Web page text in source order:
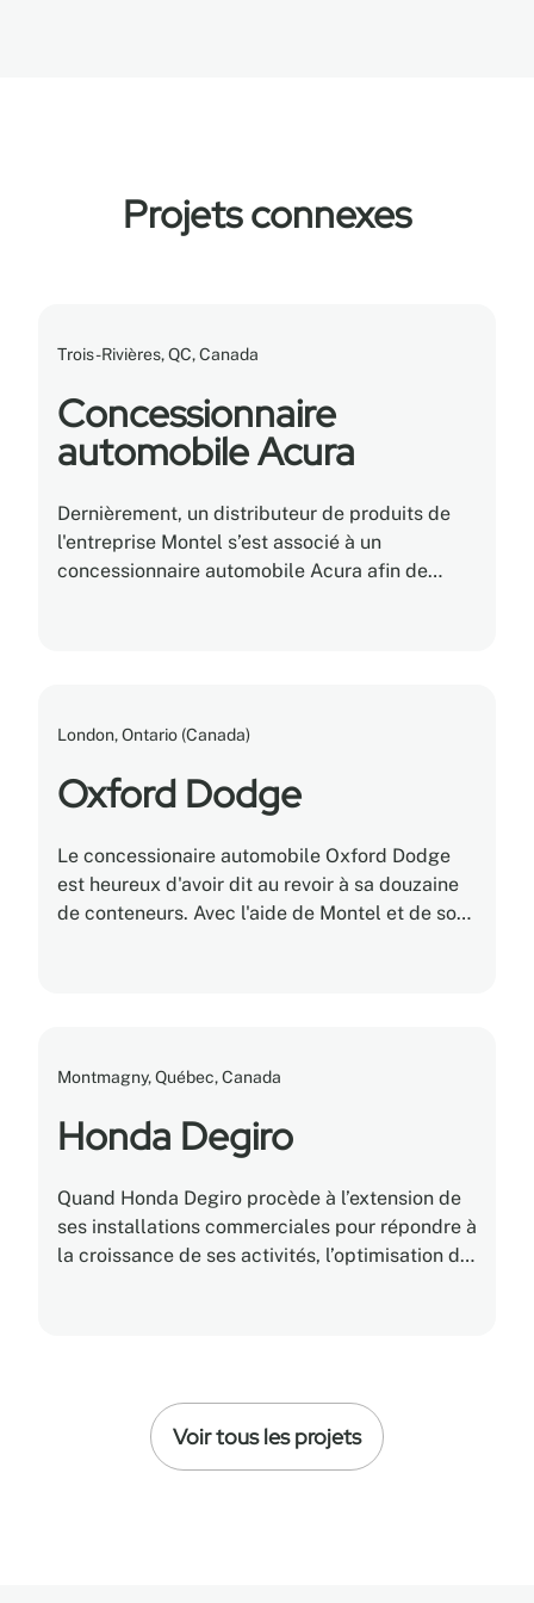
Projets connexes
Trois-Rivières, QC, Canada
Concessionnaire
automobile Acura
Dernièrement, un distributeur de produits de
l'entreprise Montel s’est associé à un
concessionnaire automobile Acura afin de
London, Ontario (Canada)
Oxford Dodge
Le concessionaire automobile Oxford Dodge
est heureux d'avoir dit au revoir à sa douzaine
de conteneurs. Avec l'aide de Montel et de son
Montmagny, Québec, Canada
Honda Degiro
Quand Honda Degiro procède à l’extension de
ses installations commerciales pour répondre à
la croissance de ses activités, l’optimisation de
Voir tous les projets